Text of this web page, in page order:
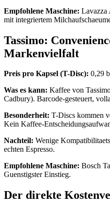
Empfohlene Maschine: Lavazza
mit integriertem
Tassimo:
Markenvielfalt
Preis pro Kapsel (T-Disc): 0,29
Was es kann: Kaffee von
Cadbury). Barcode-gesteuert,
Besonderheit: T-Discs kommen
Kein Kaffee-
Nachteil: Wenige
echten Espresso.
Empfohlene Maschine: Bosch
Guenstigster Einstieg.
Der direkte